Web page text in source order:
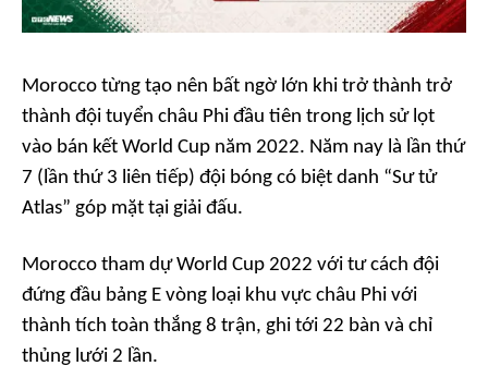
Morocco từng tạo nên bất ngờ lớn khi trở thành trở
thành đội tuyển châu Phi đầu tiên trong lịch sử lọt
vào bán kết World Cup năm 2022. Năm nay là lần thứ
7 (lần thứ 3 liên tiếp) đội bóng có biệt danh “Sư tử
Atlas” góp mặt tại giải đấu.
Morocco tham dự World Cup 2022 với tư cách đội
đứng đầu bảng E vòng loại khu vực châu Phi với
thành tích toàn thắng 8 trận, ghi tới 22 bàn và chỉ
thủng lưới 2 lần.